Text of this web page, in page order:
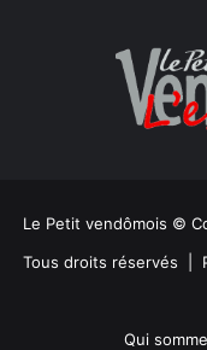
Le Petit vendômois ©
Tous droits réservés |
Qui